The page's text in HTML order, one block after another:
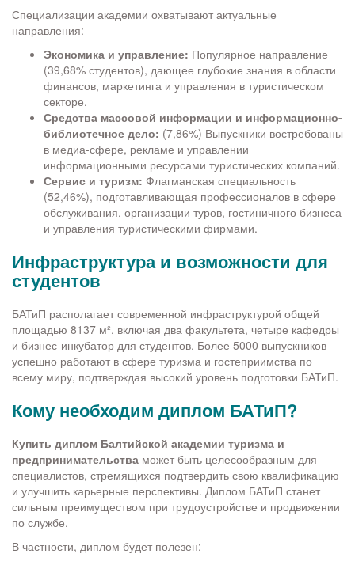
Специализации академии охватывают актуальные
направления:
Экономика и управление: Популярное направление
(39,68% студентов), дающее глубокие знания в области
финансов, маркетинга и управления в туристическом
секторе.
Средства массовой информации и информационно-
библиотечное дело: (7,86%) Выпускники востребованы
в медиа-сфере, рекламе и управлении
информационными ресурсами туристических компаний.
Сервис и туризм: Флагманская специальность
(52,46%), подготавливающая профессионалов в сфере
обслуживания, организации туров, гостиничного бизнеса
и управления туристическими фирмами.
Инфраструктура и возможности для
студентов
БАТиП располагает современной инфраструктурой общей
площадью 8137 м², включая два факультета, четыре кафедры
и бизнес-инкубатор для студентов. Более 5000 выпускников
успешно работают в сфере туризма и гостеприимства по
всему миру, подтверждая высокий уровень подготовки БАТиП.
Кому необходим диплом БАТиП?
Купить диплом Балтийской академии туризма и
предпринимательства может быть целесообразным для
специалистов, стремящихся подтвердить свою квалификацию
и улучшить карьерные перспективы. Диплом БАТиП станет
сильным преимуществом при трудоустройстве и продвижении
по службе.
В частности, диплом будет полезен: